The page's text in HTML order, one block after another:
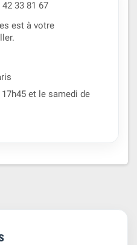
33 81 67
est à votre
17h45 et le samedi de